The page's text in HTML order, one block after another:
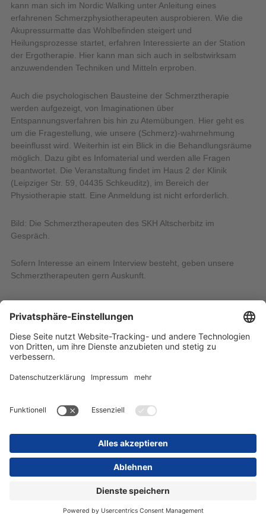
kann man sich im Nordic Walking unter Anleitung eines
erfahrenen Schmerzphysiotherapeuten ausprobieren. Wie die
Akupressurmatte das Wohlbefinden steigert und
Heilungsprozesse startet, erfahren Interessierte an der Station
der Ergotherapie. Hier kann man sich auch in selbstwirksam
anzuwendenden Techniken und Mitteln erproben.
Auch die psychologischen Bausteine der Schmerztherapie
werden aufgezeigt, von Imaginationen über
Entspannungsverfahren bis hin zu Atemübungen. Hier geht es
um die Fragestellung, wie unsere (Schmerz)-wahrnehmung
beeinflusst wird. Weiterhin ist ein Blick in die Behandlungsräume
möglich. Dazu gibt es Infomaterial und werden alle Fragen
beantwortet. Die Veranstaltung findet im Haus 2 der Klinik
(Leipziger Str. 59, 04435 Schkeuditz), im Bereich der
Physiotherapie statt. Eine Anmeldung ist nicht erforderlich.
Bild: Die Schmerztherapeuten des SKH Altscherbitz im
Gespräch.
Sofern Interesse an einem Interview besteht, geben unsere
Schmerztherapeuten gern Auskunft.
Öffentlichkeitsarbeit
Jana Göcke
Tel.: 034204 87-4604
Inhaltsübersicht Impressum
Barrierefreiheit Kontakt